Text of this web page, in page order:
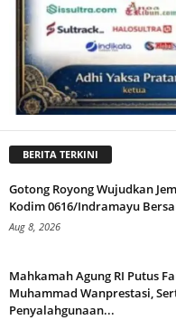
BERITA TERKINI
Gotong Royong Wujudkan
Kodim 0616/Indramayu
Aug 8, 2026
Mahkamah Agung RI Putus
Muhammad Wanprestasi,
Penyalahgunaan...